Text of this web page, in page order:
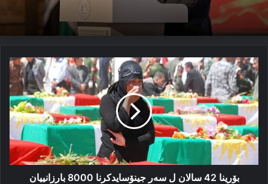
بۆرینا
42
سالان
ل
سەر
جینۆسایدکرنا
8000
بارزانییان
بۆرینا 42 سالان ل سەر جینۆسایدکرنا 8000 بارزانییان